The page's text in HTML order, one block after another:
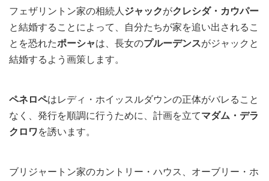
フェザリントン家の相続人ジャックがクレシダ・カウパー
と結婚することによって、自分たちが家を追い出されるこ
とを恐れたポーシャは、長女のプルーデンスがジャックと
結婚するよう画策します。
ペネロペはレディ・ホイッスルダウンの正体がバレること
なく、発行を順調に行うために、計画を立てマダム・デラ
クロワを誘います。
ブリジャートン家のカントリー・ハウス、オーブリー・ホ